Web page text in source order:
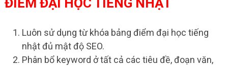
Luôn sử dụng từ khóa bảng điểm đại học tiếng
nhật đủ mật độ SEO.
Phân bổ keyword ở tất cả các tiêu đề, đoạn văn,